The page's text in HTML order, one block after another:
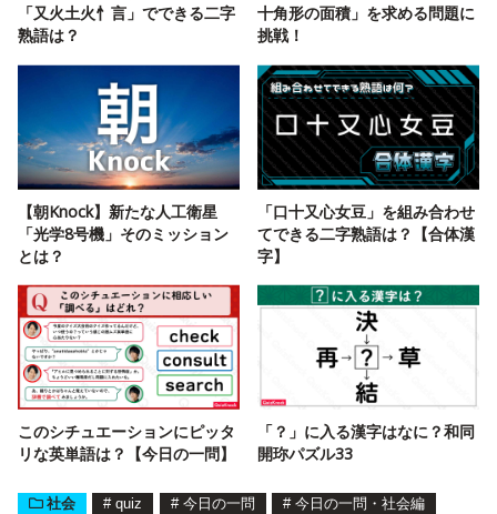
「又火土火忄言」でできる二字
熟語は？
十角形の面積」を求める問題に
挑戦！
【朝Knock】新たな人工衛星
「光学8号機」そのミッション
とは？
「口十又心女豆」を組み合わせ
てできる二字熟語は？【合体漢
字】
このシチュエーションにピッタ
リな英単語は？【今日の一問】
「？」に入る漢字はなに？和同
開珎パズル33
社会 # quiz # 今日の一問 # 今日の一問・社会編